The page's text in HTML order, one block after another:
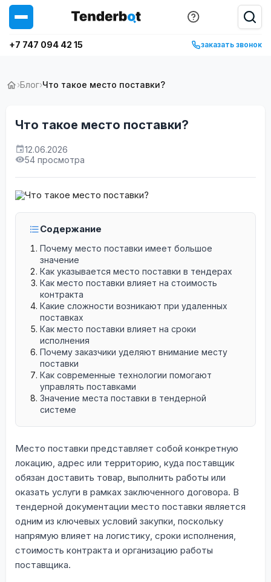
+7 747 094 42 15 заказать звонок
›Блог›Что такое место поставки?
Что такое место поставки?
12.06.2026
54 просмотра
Содержание
Почему место поставки имеет большое
значение
Как указывается место поставки в тендерах
Как место поставки влияет на стоимость
контракта
Какие сложности возникают при удаленных
поставках
Как место поставки влияет на сроки
исполнения
Почему заказчики уделяют внимание месту
поставки
Как современные технологии помогают
управлять поставками
Значение места поставки в тендерной
системе
Место поставки представляет собой конкретную
локацию, адрес или территорию, куда поставщик
обязан доставить товар, выполнить работы или
оказать услуги в рамках заключенного договора. В
тендерной документации место поставки является
одним из ключевых условий закупки, поскольку
напрямую влияет на логистику, сроки исполнения,
стоимость контракта и организацию работы
поставщика.